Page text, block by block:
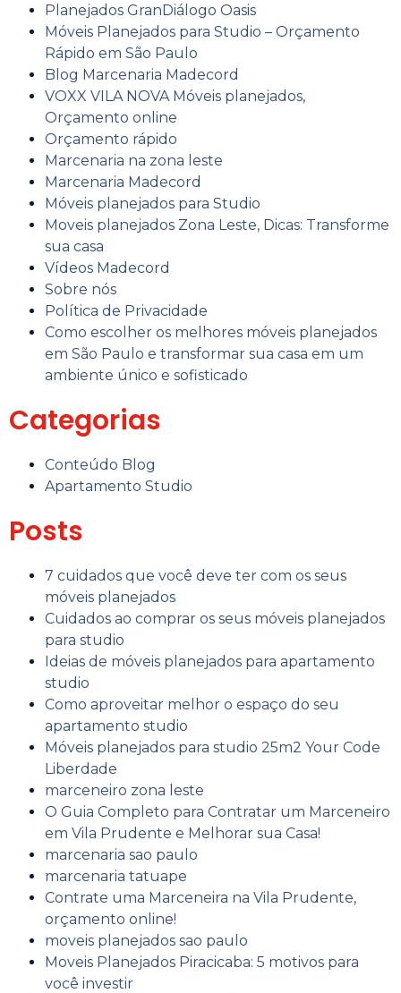
Planejados GranDiálogo Oasis
Móveis Planejados para Studio – Orçamento
Rápido em São Paulo
Blog Marcenaria Madecord
VOXX VILA NOVA Móveis planejados,
Orçamento online
Orçamento rápido
Marcenaria na zona leste ​
Marcenaria Madecord
Móveis planejados para Studio
Moveis planejados Zona Leste, Dicas: Transforme
sua casa
Vídeos Madecord
Sobre nós
Política de Privacidade
Como escolher os melhores móveis planejados
em São Paulo e transformar sua casa em um
ambiente único e sofisticado
Categorias
Conteúdo Blog
Apartamento Studio
Posts
7 cuidados que você deve ter com os seus
móveis planejados
Cuidados ao comprar os seus móveis planejados
para studio
Ideias de móveis planejados para apartamento
studio
Como aproveitar melhor o espaço do seu
apartamento studio
Móveis planejados para studio 25m2 Your Code
Liberdade
marceneiro zona leste
O Guia Completo para Contratar um Marceneiro
em Vila Prudente e Melhorar sua Casa!
marcenaria sao paulo
marcenaria tatuape
Contrate uma Marceneira na Vila Prudente,
orçamento online!
moveis planejados sao paulo
Moveis Planejados Piracicaba: 5 motivos para
você investir